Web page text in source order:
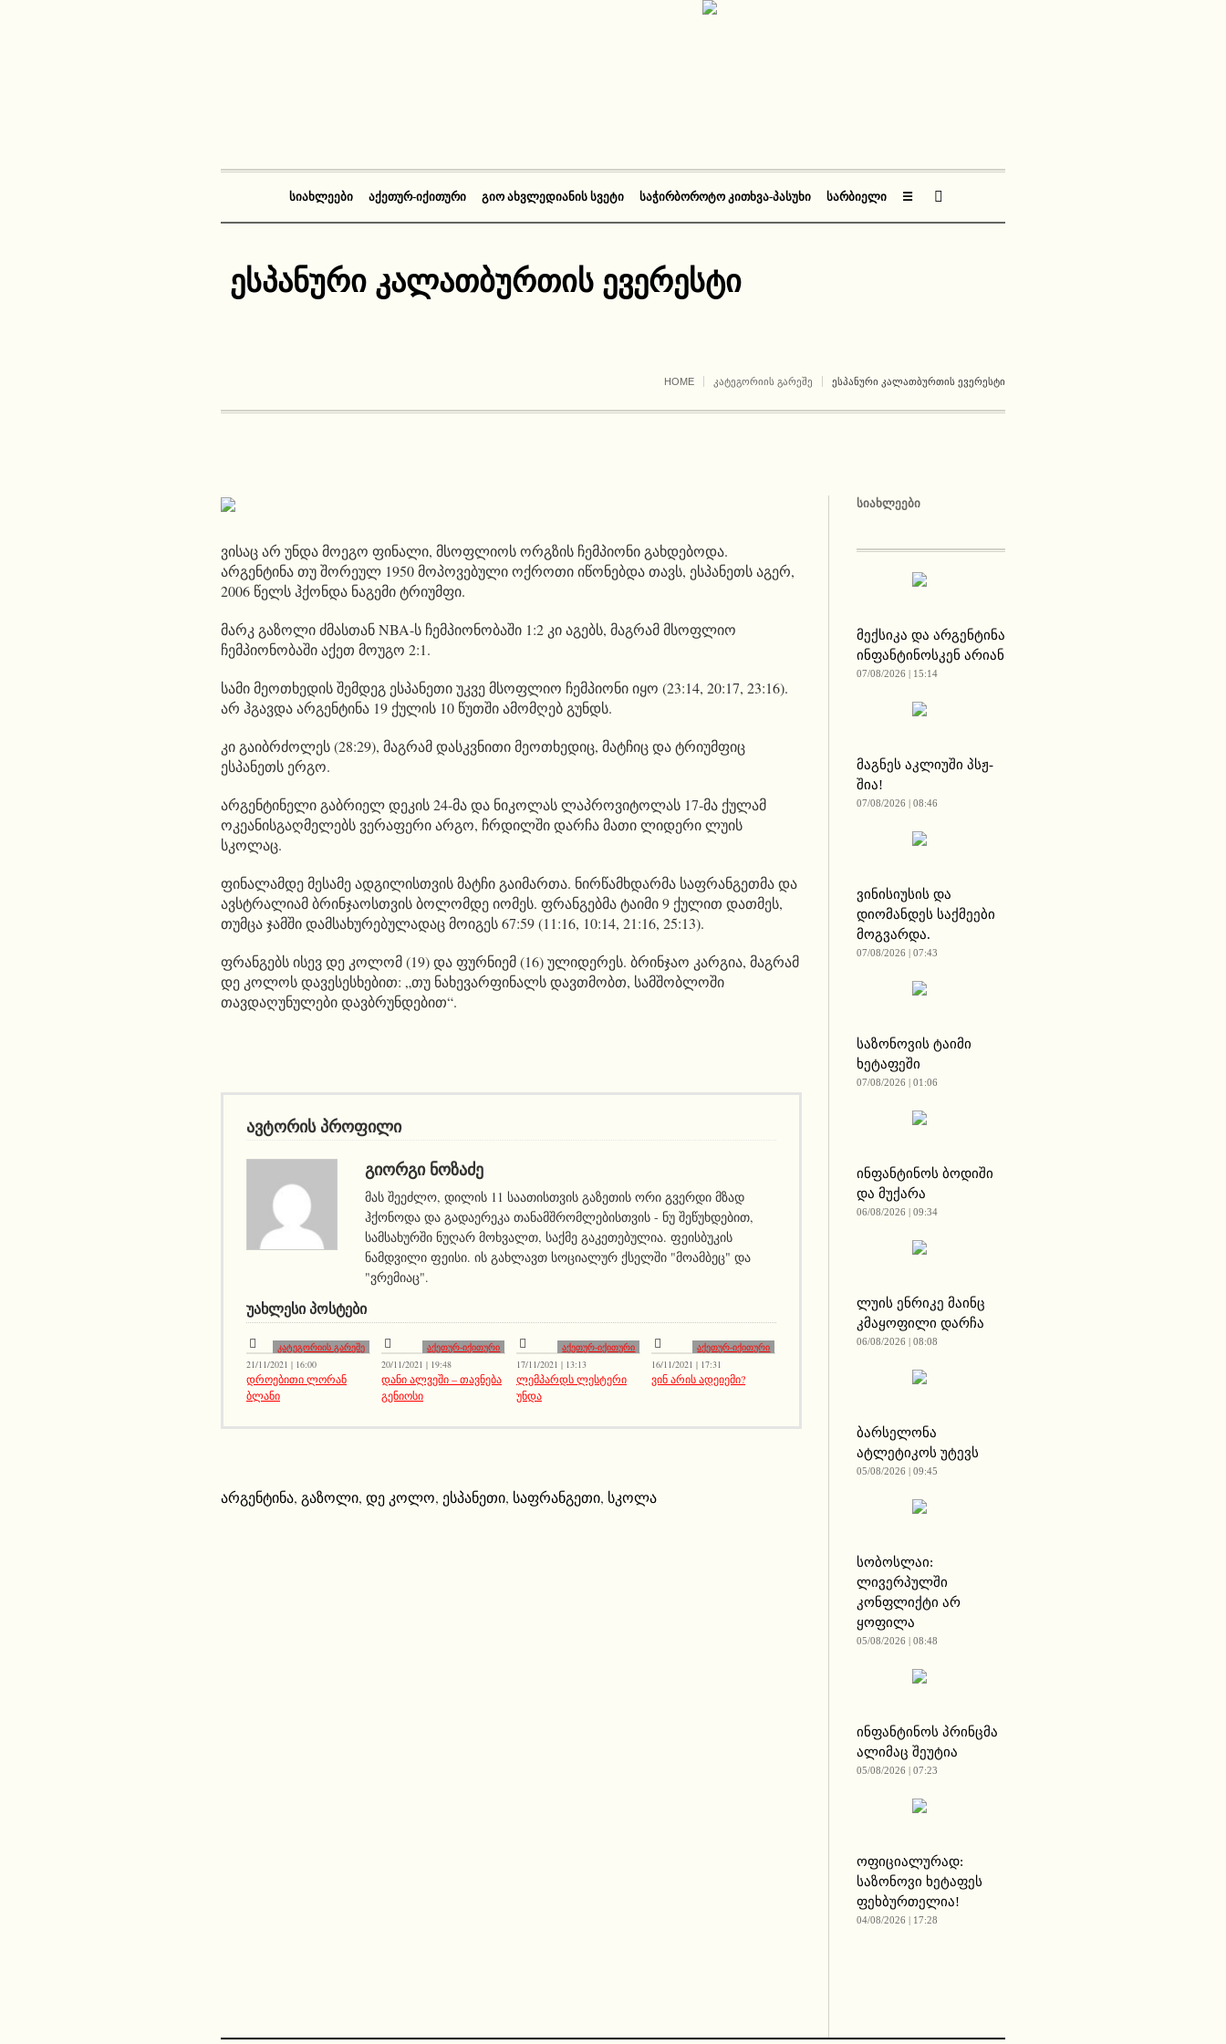
ᲡᲘᲐᲮᲚᲔᲔᲑᲘ ᲐᲥᲔᲗᲣᲠ-ᲘᲥᲘᲗᲣᲠᲘ ᲒᲘᲝ ᲐᲮᲕᲚᲔᲓᲘᲐᲜᲘᲡ ᲡᲕᲔᲢᲘ ᲡᲐᲭᲘᲠᲑᲝᲠᲝᲢᲝ ᲙᲘᲗᲮᲕᲐ-ᲞᲐᲡᲣᲮᲘ ᲡᲐᲠᲑᲘᲔᲚᲘ ☰
ესპანური კალათბურთის ევერესტი
HOME ᲙᲐᲢᲔᲒᲝᲠᲘᲘᲡ ᲒᲐᲠᲔᲨᲔ ᲔᲡᲞᲐᲜᲣᲠᲘ ᲙᲐᲚᲐᲗᲑᲣᲠᲗᲘᲡ ᲔᲕᲔᲠᲔᲡᲢᲘ
ვისაც არ უნდა მოეგო ფინალი, მსოფლიოს ორგზის ჩემპიონი გახდებოდა.
არგენტინა თუ შორეულ 1950 მოპოვებული ოქროთი იწონებდა თავს, ესპანეთს აგერ,
2006 წელს ჰქონდა ნაგემი ტრიუმფი.
მარკ გაზოლი ძმასთან NBA-ს ჩემპიონობაში 1:2 კი აგებს, მაგრამ მსოფლიო
ჩემპიონობაში აქეთ მოუგო 2:1.
სამი მეოთხედის შემდეგ ესპანეთი უკვე მსოფლიო ჩემპიონი იყო (23:14, 20:17, 23:16).
არ ჰგავდა არგენტინა 19 ქულის 10 წუთში ამომღებ გუნდს.
კი გაიბრძოლეს (28:29), მაგრამ დასკვნითი მეოთხედიც, მატჩიც და ტრიუმფიც
ესპანეთს ერგო.
არგენტინელი გაბრიელ დეკის 24-მა და ნიკოლას ლაპროვიტოლას 17-მა ქულამ
ოკეანისგაღმელებს ვერაფერი არგო, ჩრდილში დარჩა მათი ლიდერი ლუის
სკოლაც.
ფინალამდე მესამე ადგილისთვის მატჩი გაიმართა. ნირწამხდარმა საფრანგეთმა და
ავსტრალიამ ბრინჯაოსთვის ბოლომდე იომეს. ფრანგებმა ტაიმი 9 ქულით დათმეს,
თუმცა ჯამში დამსახურებულადაც მოიგეს 67:59 (11:16, 10:14, 21:16, 25:13).
ფრანგებს ისევ დე კოლომ (19) და ფურნიემ (16) ულიდერეს. ბრინჯაო კარგია, მაგრამ
დე კოლოს დავესესხებით: „თუ ნახევარფინალს დავთმობთ, სამშობლოში
თავდაღუნულები დავბრუნდებით“.
ავტორის პროფილი
ᲒᲘᲝᲠᲒᲘ ᲜᲝᲖᲐᲫᲔ
მას შეეძლო, დილის 11 საათისთვის გაზეთის ორი გვერდი მზად
ჰქონოდა და გადაერეკა თანამშრომლებისთვის - ნუ შეწუხდებით,
სამსახურში ნუღარ მოხვალთ, საქმე გაკეთებულია. ფეისბუკის
ნამდვილი ფეისი. ის გახლავთ სოციალურ ქსელში "მოამბეც" და
"ვრემიაც".
ᲣᲐᲮᲚᲔᲡᲘ ᲞᲝᲡᲢᲔᲑᲘ
კატეგორიის გარეშე
21/11/2021 | 16:00
დროებითი ლორან
ბლანი
აქეთურ-იქითური
20/11/2021 | 19:48
დანი ალვეში – თავნება
გენიოსი
აქეთურ-იქითური
17/11/2021 | 13:13
ლემპარდს ლესტერი
უნდა
აქეთურ-იქითური
16/11/2021 | 17:31
ვინ არის ადეიემი?
არგენტინა, გაზოლი, დე კოლო, ესპანეთი, საფრანგეთი, სკოლა
ᲡᲘᲐᲮᲚᲔᲔᲑᲘ
მექსიკა და არგენტინა
ინფანტინოსკენ არიან
07/08/2026 | 15:14
მაგნეს აკლიუში პსჟ-
შია!
07/08/2026 | 08:46
ვინისიუსის და
დიომანდეს საქმეები
მოგვარდა.
07/08/2026 | 07:43
საზონოვის ტაიმი
ხეტაფეში
07/08/2026 | 01:06
ინფანტინოს ბოდიში
და მუქარა
06/08/2026 | 09:34
ლუის ენრიკე მაინც
კმაყოფილი დარჩა
06/08/2026 | 08:08
ბარსელონა
ატლეტიკოს უტევს
05/08/2026 | 09:45
სობოსლაი:
ლივერპულში
კონფლიქტი არ
ყოფილა
05/08/2026 | 08:48
ინფანტინოს პრინცმა
ალიმაც შეუტია
05/08/2026 | 07:23
ოფიციალურად:
საზონოვი ხეტაფეს
ფეხბურთელია!
04/08/2026 | 17:28